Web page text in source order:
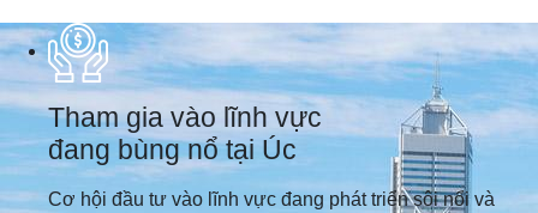
Tham gia vào lĩnh vực
đang bùng nổ tại Úc
Cơ hội đầu tư vào lĩnh vực đang phát triển sôi nổi và